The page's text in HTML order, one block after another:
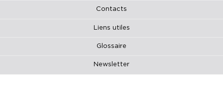
Contacts
Liens utiles
Glossaire
Newsletter